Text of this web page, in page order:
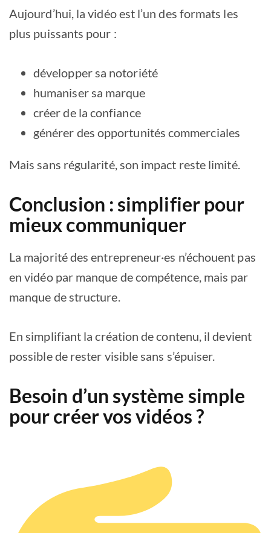
Aujourd’hui, la vidéo est l’un des formats les
plus puissants pour :
développer sa notoriété
humaniser sa marque
créer de la confiance
générer des opportunités commerciales
Mais sans régularité, son impact reste limité.
Conclusion : simplifier pour
mieux communiquer
La majorité des entrepreneur·es n’échouent pas
en vidéo par manque de compétence, mais par
manque de structure.
En simplifiant la création de contenu, il devient
possible de rester visible sans s’épuiser.
Besoin d’un système simple
pour créer vos vidéos ?